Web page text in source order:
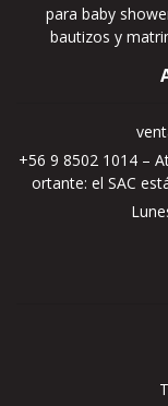
para baby
bautizos y
+56 9 8502 1014 –
ortante: el SAC